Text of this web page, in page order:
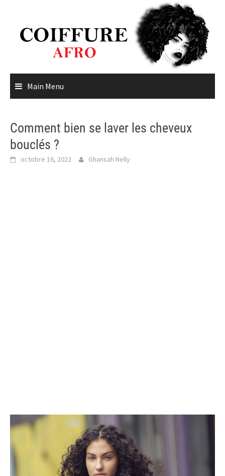
content
Main Menu
Comment bien se laver les cheveux
bouclés ?
octobre 16, 2022 Ghansah Nelly